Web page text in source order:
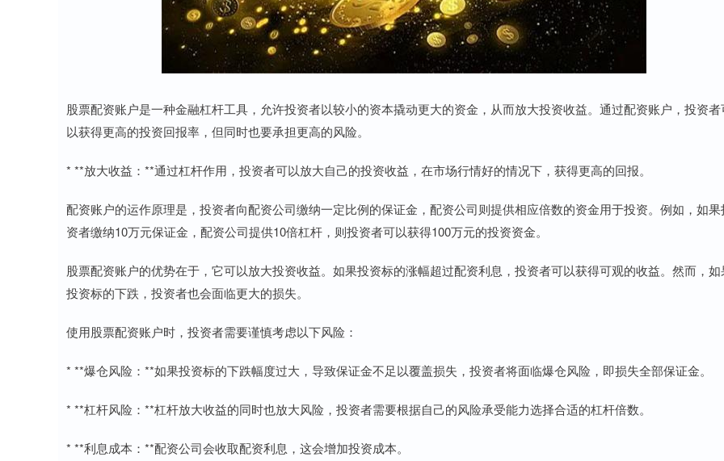
股票配资账户是一种金融杠杆工具，允许投资者以较小的资本撬动更大的资金，从而放大投资收益。通过配资账户，投资者
以获得更高的投资回报率，但同时也要承担更高的风险。
* **放大收益：**通过杠杆作用，投资者可以放大自己的投资收益，在市场行情好的情况下，获得更高的回报。
配资账户的运作原理是，投资者向配资公司缴纳一定比例的保证金，配资公司则提供相应倍数的资金用于投资。例如，如果
资者缴纳10万元保证金，配资公司提供10倍杠杆，则投资者可以获得100万元的投资资金。
股票配资账户的优势在于，它可以放大投资收益。如果投资标的涨幅超过配资利息，投资者可以获得可观的收益。然而，如
投资标的下跌，投资者也会面临更大的损失。
使用股票配资账户时，投资者需要谨慎考虑以下风险：
* **爆仓风险：**如果投资标的下跌幅度过大，导致保证金不足以覆盖损失，投资者将面临爆仓风险，即损失全部保证金。
* **杠杆风险：**杠杆放大收益的同时也放大风险，投资者需要根据自己的风险承受能力选择合适的杠杆倍数。
* **利息成本：**配资公司会收取配资利息，这会增加投资成本。